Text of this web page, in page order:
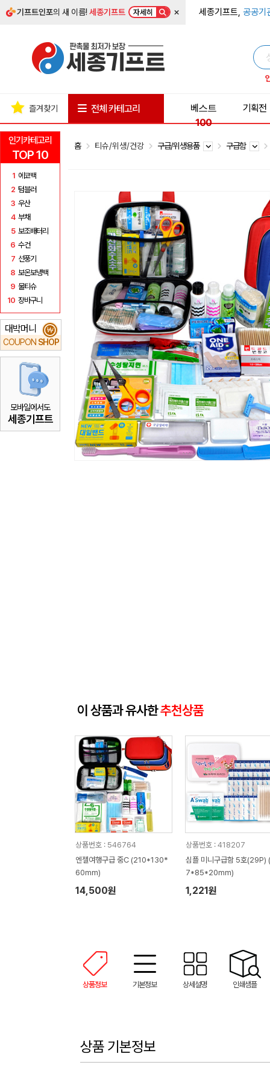
기프트인포의 새 이름!세종기프트 자세히 × 세종기프트, 공공기
인기카테고리
TOP 10
1 에코백
2 텀블러
3 우산
4 부채
5 보조배터리
6 수건
7 선풍기
8 보온보냉백
9 물티슈
10 장바구니
대박머니
COUPON SHOP
₩
모바일에서도
세종기프트
즐겨찾기 전체 카테고리
베스트
100
기획전
홈 티슈/위생/건강 구급/위생용품 구급함
이 상품과 유사한추천상품
상품번호 : 546764
엔젤여행구급 중C (210*130*
60mm)
14,500원
상품번호 : 418207
심플 미니구급함 5호(29P)
7*85*20mm)
1,221원
상품정보 기본정보 상세설명 인쇄샘플
상품 기본정보